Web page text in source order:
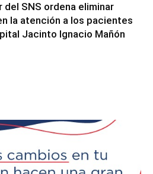
del SNS ordena eliminar
la atención a los pacientes
Jacinto Ignacio Mañón